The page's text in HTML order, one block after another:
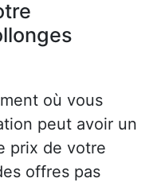
où vous
peut avoir un
prix de votre
offres pas